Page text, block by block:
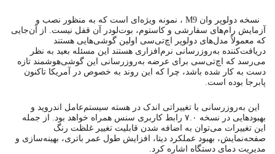
نسخه دولوپر وان M9 ، نمونه ویژه‌ای است که به منظور نصب و
آزمایش رام‌های سفارشی و کاستوم، بوت‌لودر آن قفل نیست. از آن‌جایی
که معمولاً مدل‌های دولوپر اچ‌تی‌سی اولین گوشی‌هایی هستند
دریافت‌کننده به‌روزرسانی‌ نرم‌افزاری هستند این مسئله بعید به نظر
می‌رسد که اچ‌تی‌سی برای عرضه به‌روزرسانی این گوشی‌هوشمند تازه
دست به کار شده باشد، چرا که این روند به خصوص در آمریکا تاکنون
پابرجا بوده است.
این به‌روزرسانی با تغییراتی اندک در هسته سیستم‌عامل اندروید و
بهبودهایی در نسخه ۷.۰ رابط کاربری سنس همراه خواهد بود. از جمله
این تغییرات می‌توان به اضافه شدن قابلیت تغییر غلظت رنگ
صفحه‌نمایش، بهبود عملکرد دیتا، افزایش طول عمر باتری، بهینه‌سازی و
مدیریت دمای دستگاه اشاره کرد.